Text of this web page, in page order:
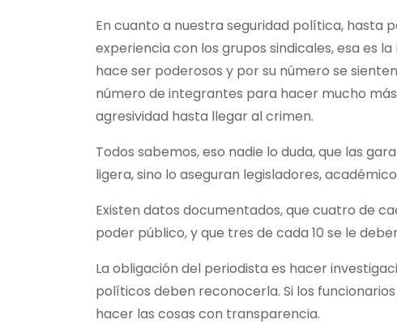
En cuanto a nuestra seguridad política, hasta
experiencia con los grupos sindicales, esa es
hace ser poderosos y por su número se
número de integrantes para hacer mucho
agresividad hasta llegar al crimen.
Todos sabemos, eso nadie lo duda, que las
ligera, sino lo aseguran legisladores,
Existen datos documentados, que cuatro de
poder público, y que tres de cada 10 se le
La obligación del periodista es hacer
políticos deben reconocerla. Si los
hacer las cosas con transparencia.